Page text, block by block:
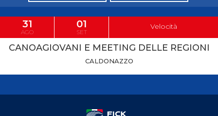
31
AGO
01
SET
Velocità
CANOAGIOVANI E MEETING DELLE REGIONI
CALDONAZZO